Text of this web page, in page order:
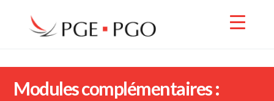
Modules complémentaires :